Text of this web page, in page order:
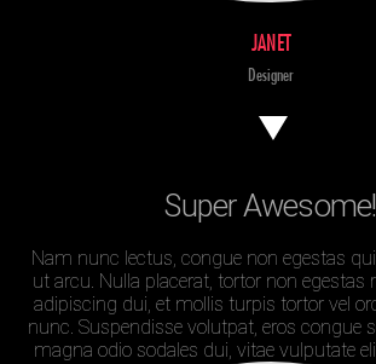
JANET
Designer
Super Awesome!
Nam nunc lectus, congue non egestas
ut arcu. Nulla placerat, tortor non
adipiscing dui, et mollis turpis tortor vel
nunc. Suspendisse volutpat, eros congue
magna odio sodales dui, vitae vulputate